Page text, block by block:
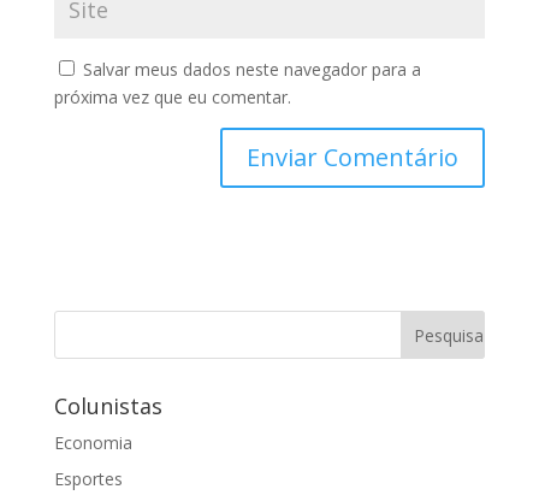
Salvar meus dados neste navegador para a
próxima vez que eu comentar.
Colunistas
Economia
Esportes